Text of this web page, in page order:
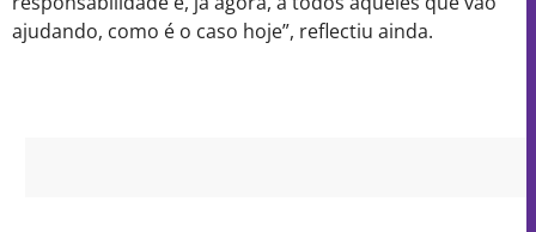
ajudando, como é o caso hoje”, reflectiu ainda.